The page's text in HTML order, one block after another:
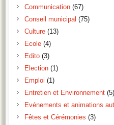
Communication(67)
Conseil municipal (75)
Culture(13)
Ecole(4)
Edito(3)
Election(1)
Emploi (1)
Entretien et Environnement(5)
Evénements et animations
Fêtes et Cérémonies (3)